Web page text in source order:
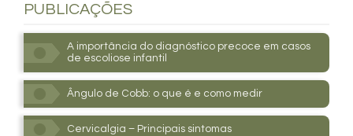
PUBLICAÇÕES
A importância do diagnóstico precoce em casos
de escoliose infantil
Ângulo de Cobb: o que é e como medir
Cervicalgia – Principais sintomas